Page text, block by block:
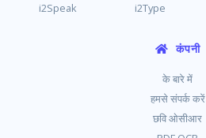
i2Speak
i2Type
कंपनी
के बारे में
हमसे संपर्क करें
छवि ओसीआर